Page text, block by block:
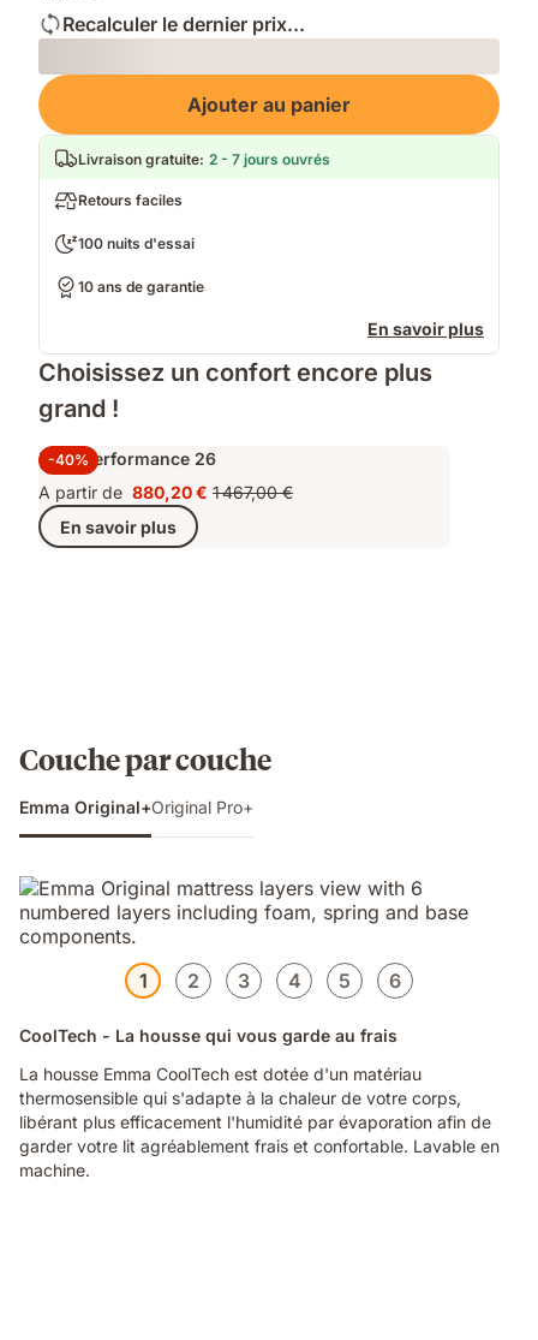
Recalculer le dernier prix...
Loading
Ajouter au panier
Livraison gratuite: 2 - 7 jours ouvrés
Retours faciles
100 nuits d'essai
10 ans de garantie
En savoir plus
Choisissez un confort encore plus
grand !
-40%
Pack Performance 26
A partir de Prix
880,20 €
880,20 € Prix
1 467,00 €
En savoir plus
Couche par couche
Emma Original+Original Pro+
1 2 3 4 5 6
CoolTech - La housse qui vous garde au frais
La housse Emma CoolTech est dotée d'un matériau
thermosensible qui s'adapte à la chaleur de votre corps,
libérant plus efficacement l'humidité par évaporation afin de
garder votre lit agréablement frais et confortable. Lavable en
machine.